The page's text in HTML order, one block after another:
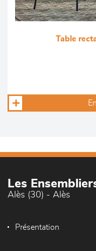
Table
Les
Alès (30) - Alès
Présentation